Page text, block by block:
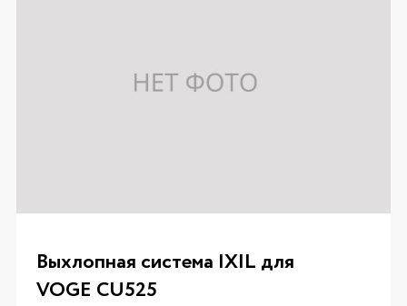
Выхлопная система IXIL для
VOGE CU525